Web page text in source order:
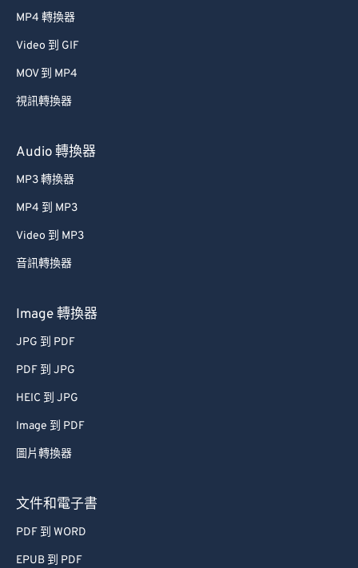
MP4 轉換器
Video 到 GIF
MOV 到 MP4
視訊轉換器
Audio 轉換器
MP3 轉換器
MP4 到 MP3
Video 到 MP3
音訊轉換器
Image 轉換器
JPG 到 PDF
PDF 到 JPG
HEIC 到 JPG
Image 到 PDF
圖片轉換器
文件和電子書
PDF 到 WORD
EPUB 到 PDF